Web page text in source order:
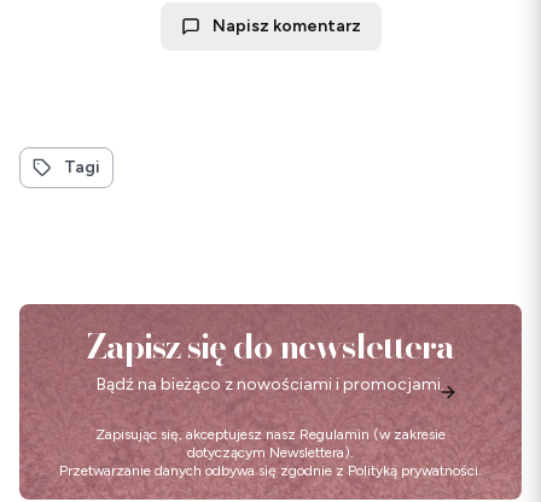
Napisz komentarz
Tagi
Zapisz się do newslettera
Bądź na bieżąco z nowościami i promocjami.
Zapisując się, akceptujesz nasz Regulamin (w zakresie
dotyczącym Newslettera).
Przetwarzanie danych odbywa się zgodnie z Polityką prywatności.